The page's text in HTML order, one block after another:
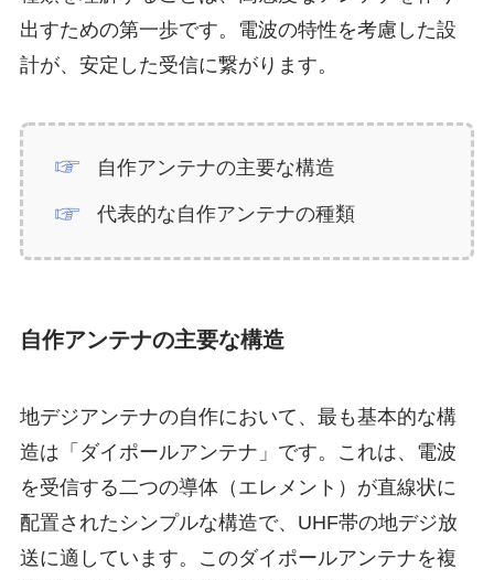
出すための第一歩です。電波の特性を考慮した設
計が、安定した受信に繋がります。
自作アンテナの主要な構造
代表的な自作アンテナの種類
自作アンテナの主要な構造
地デジアンテナの自作において、最も基本的な構
造は「ダイポールアンテナ」です。これは、電波
を受信する二つの導体（エレメント）が直線状に
配置されたシンプルな構造で、UHF帯の地デジ放
送に適しています。このダイポールアンテナを複